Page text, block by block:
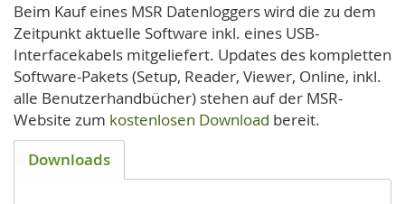
Beim Kauf eines MSR Datenloggers wird die zu dem
Zeitpunkt aktuelle Software inkl. eines USB-
Interfacekabels mitgeliefert. Updates des kompletten
Software-Pakets (Setup, Reader, Viewer, Online, inkl.
alle Benutzerhandbücher) stehen auf der MSR-
Website zum kostenlosen Download bereit.
Downloads